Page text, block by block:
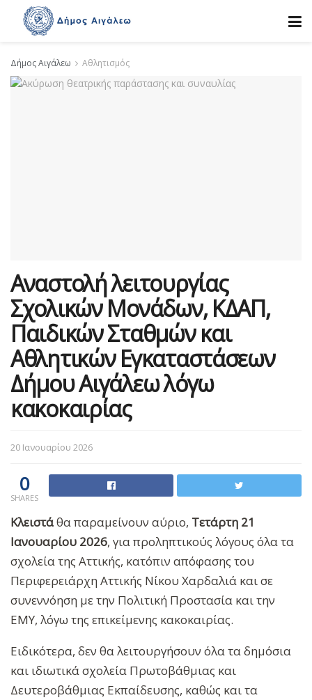
Δήμος Αιγάλεω Αθλητισμός
Αναστολή λειτουργίας
Σχολικών Μονάδων, ΚΔΑΠ,
Παιδικών Σταθμών και
Αθλητικών Εγκαταστάσεων
Δήμου Αιγάλεω λόγω
κακοκαιρίας
20 Ιανουαρίου 2026
0
SHARES
Κλειστάθα παραμείνουν αύριο, Τετάρτη 21
Ιανουαρίου 2026, για προληπτικούς λόγους όλα τα
σχολεία της Αττικής, κατόπιν απόφασης του
Περιφερειάρχη Αττικής Νίκου Χαρδαλιά και σε
συνεννόηση με την Πολιτική Προστασία και την
ΕΜΥ, λόγω της επικείμενης κακοκαιρίας.
Ειδικότερα, δεν θα λειτουργήσουν όλα τα δημόσια
και ιδιωτικά σχολεία Πρωτοβάθμιας και
Δευτεροβάθμιας Εκπαίδευσης, καθώς και τα